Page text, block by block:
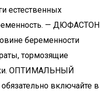
естественных
— ДЮФАСТОН
беременности
тормозящие
ОПТИМАЛЬНЫЙ
включайте в